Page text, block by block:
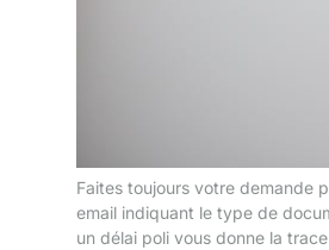
Faites toujours votre demande
email indiquant le type de
un délai poli vous donne la